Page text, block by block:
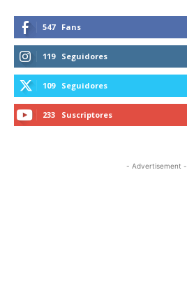
547 Fans
119 Seguidores
109 Seguidores
233 Suscriptores
- Advertisement -